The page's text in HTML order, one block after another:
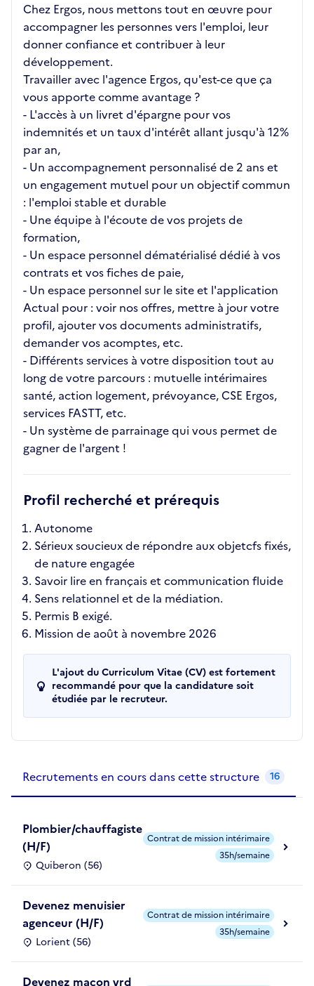
Chez Ergos, nous mettons tout en œuvre pour
accompagner les personnes vers l'emploi, leur
donner confiance et contribuer à leur
développement.
Travailler avec l'agence Ergos, qu'est-ce que ça
vous apporte comme avantage ?
- L'accès à un livret d'épargne pour vos
indemnités et un taux d'intérêt allant jusqu'à 12%
par an,
- Un accompagnement personnalisé de 2 ans et
un engagement mutuel pour un objectif commun
: l'emploi stable et durable
- Une équipe à l'écoute de vos projets de
formation,
- Un espace personnel dématérialisé dédié à vos
contrats et vos fiches de paie,
- Un espace personnel sur le site et l'application
Actual pour : voir nos offres, mettre à jour votre
profil, ajouter vos documents administratifs,
demander vos acomptes, etc.
- Différents services à votre disposition tout au
long de votre parcours : mutuelle intérimaires
santé, action logement, prévoyance, CSE Ergos,
services FASTT, etc.
- Un système de parrainage qui vous permet de
gagner de l'argent !
Profil recherché et prérequis
Autonome
Sérieux soucieux de répondre aux objetcfs fixés,
de nature engagée
Savoir lire en français et communication fluide
Sens relationnel et de la médiation.
Permis B exigé.
Mission de août à novembre 2026
L'ajout du Curriculum Vitae (CV) est fortement
recommandé pour que la candidature soit
étudiée par le recruteur.
Recrutements en cours dans cette structure 16
Plombier/chauffagiste
(H/F)
Quiberon (56)
Contrat de mission intérimaire
35h/semaine
Devenez menuisier
agenceur (H/F)
Lorient (56)
Contrat de mission intérimaire
35h/semaine
Devenez maçon vrd